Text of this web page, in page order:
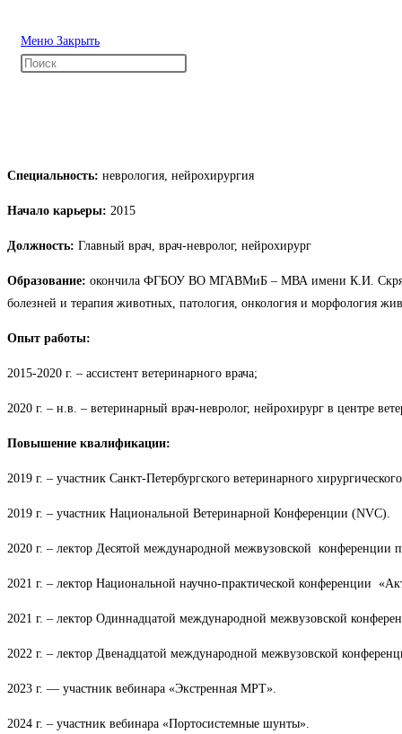
содержимому
Меню Закрыть
Специальность: неврология, нейрохирургия
Начало карьеры: 2015
Должность: Главный врач, врач-невролог, нейрохирург
Образование: окончила ФГБОУ ВО МГАВМиБ – МВА имени К.И.
болезней и терапия животных, патология, онкология и морфология
Опыт работы:
2015-2020 г. – ассистент ветеринарного врача;
2020 г. – н.в. – ветеринарный врач-невролог, нейрохирург в центре
Повышение квалификации:
2019 г. – участник Санкт-Петербургского ветеринарного
2019 г. – участник Национальной Ветеринарной Конференции (NVC).
2020 г. – лектор Десятой международной межвузовской конференции
2021 г. – лектор Национальной научно-практической конференции
2021 г. – лектор Одиннадцатой международной межвузовской
2022 г. – лектор Двенадцатой международной межвузовской
2023 г. — участник вебинара «Экстренная МРТ».
2024 г. – участник вебинара «Портосистемные шунты».